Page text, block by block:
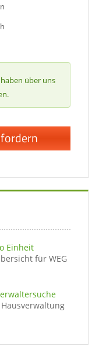
über uns
Einheit
für WEG